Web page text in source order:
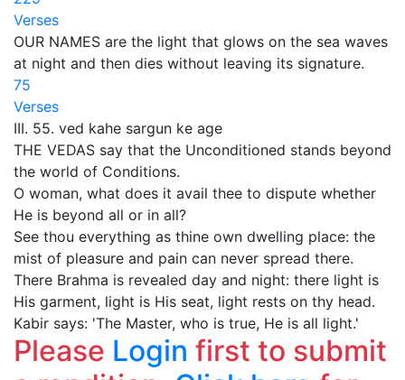
Verses
OUR NAMES are the light that glows on the sea waves
at night and then dies without leaving its signature.
75
Verses
III. 55. ved kahe sargun ke age
THE VEDAS say that the Unconditioned stands beyond
the world of Conditions.
O woman, what does it avail thee to dispute whether
He is beyond all or in all?
See thou everything as thine own dwelling place: the
mist of pleasure and pain can never spread there.
There Brahma is revealed day and night: there light is
His garment, light is His seat, light rests on thy head.
Kabir says: 'The Master, who is true, He is all light.'
Please Login first to submit